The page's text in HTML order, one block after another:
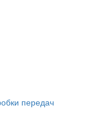
передач